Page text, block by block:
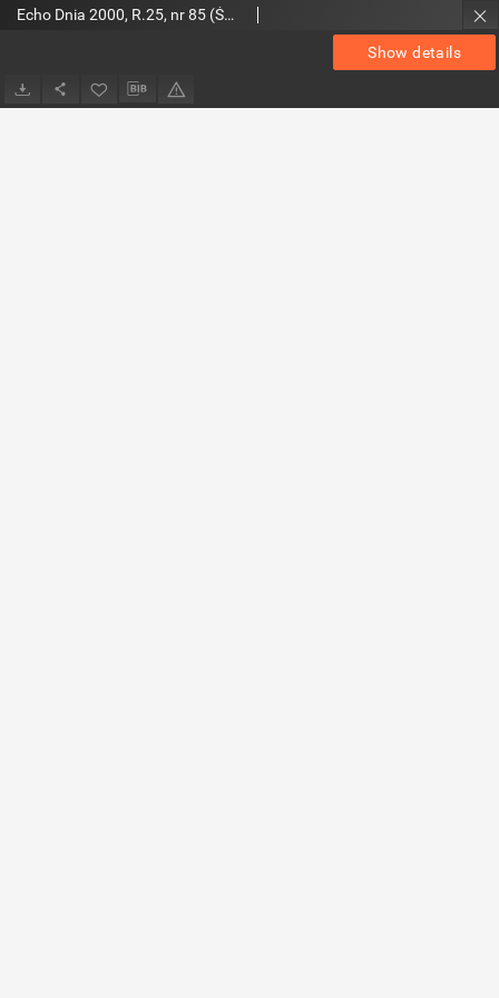
Show details
Echo Dnia 2000, R.25, nr 85 (Świętokrzyskie)